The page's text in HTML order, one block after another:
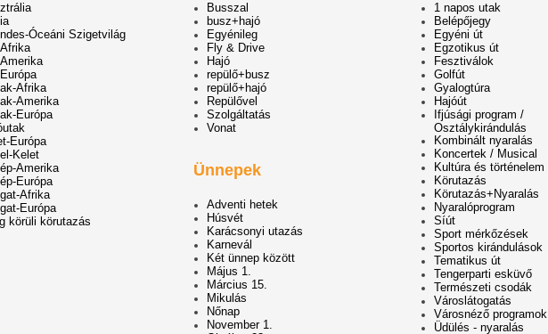
Óceáni Szigetvilág
Afrika
Amerika
Európa
Európa
Kelet
Amerika
Európa
Afrika
Európa
körüli körutazás
Busszal
busz+hajó
Egyénileg
Fly & Drive
Hajó
repülő+busz
repülő+hajó
Repülővel
Szolgáltatás
Vonat
Ünnepek
Adventi hetek
Húsvét
Karácsonyi utazás
Karnevál
Két ünnep között
Május 1.
Március 15.
Mikulás
Nőnap
November 1.
1 napos utak
Belépőjegy
Egyéni út
Egzotikus út
Fesztiválok
Golfút
Gyalogtúra
Hajóút
Ifjúsági program /
Osztálykirándulás
Kombinált nyaralás
Koncertek / Musical
Kultúra és történelem
Körutazás
Körutazás+Nyaralás
Nyaralóprogram
Síút
Sport mérkőzések
Sportos kirándulások
Tematikus út
Tengerparti esküvő
Természeti csodák
Városlátogatás
Városnéző programok
Üdülés - nyaralás